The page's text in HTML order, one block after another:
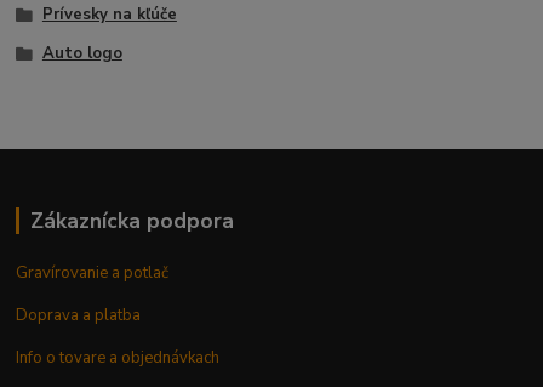
Prívesky na kľúče
Auto logo
Zákaznícka podpora
Gravírovanie a potlač
Doprava a platba
Info o tovare a objednávkach